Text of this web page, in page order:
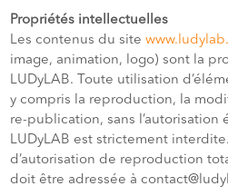
Propriétés intellectuelles
Les contenus du site
image, animation, logo) sont la
LUDyLAB. Toute utilisation
y compris la reproduction, la
re-publication, sans l’autorisation
LUDyLAB est strictement
d’autorisation de reproduction
doit être adressée à